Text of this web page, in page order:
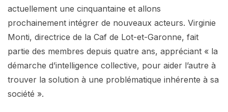
actuellement une cinquantaine et allons
prochainement intégrer de nouveaux acteurs. Virginie
Monti, directrice de la Caf de Lot-et-Garonne, fait
partie des membres depuis quatre ans, appréciant « la
démarche d’intelligence collective, pour aider l’autre à
trouver la solution à une problématique inhérente à sa
société ».